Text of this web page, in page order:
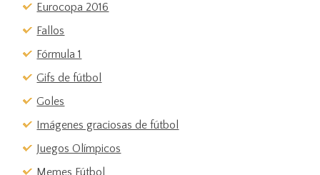
Eurocopa 2016
Fallos
Fórmula 1
Gifs de fútbol
Goles
Imágenes graciosas de fútbol
Juegos Olímpicos